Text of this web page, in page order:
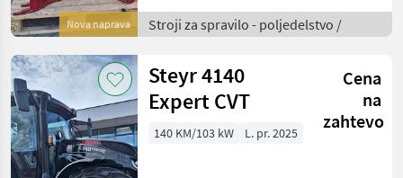
Nova naprava
košara z razmakom 20 mm
- 1 koš, r
Stroji za spravilo - poljedelstvo /
Steyr 4140
Expert CVT
Cena
na
zahtevo
140 KM/103 kW L. pr. 2025